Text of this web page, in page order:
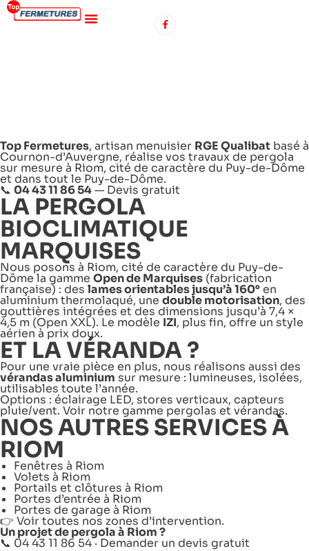
Top Fermetures, artisan menuisier RGE Qualibat basé à
Cournon-d’Auvergne, réalise vos travaux de pergola
sur mesure à Riom, cité de caractère du Puy-de-Dôme
et dans tout le Puy-de-Dôme.
📞 04 43 11 86 54— Devis gratuit
LA PERGOLA
BIOCLIMATIQUE
MARQUISES
Nous posons à Riom, cité de caractère du Puy-de-
Dôme la gamme Open de Marquises (fabrication
française) : des lames orientables jusqu’à 160°en
aluminium thermolaqué, une double motorisation, des
gouttières intégrées et des dimensions jusqu’à 7,4 ×
4,5 m (Open XXL). Le modèle IZI, plus fin, offre un style
aérien à prix doux.
ET LA VÉRANDA ?
Pour une vraie pièce en plus, nous réalisons aussi des
vérandas aluminium sur mesure : lumineuses, isolées,
utilisables toute l’année.
Options : éclairage LED, stores verticaux, capteurs
pluie/vent. Voir notre gamme pergolas et vérandas.
NOS AUTRES SERVICES À
RIOM
Fenêtres à Riom
Volets à Riom
Portails et clôtures à Riom
Portes d’entrée à Riom
Portes de garage à Riom
👉 Voir toutes nos zones d’intervention.
Un projet de pergola à Riom ?
📞 04 43 11 86 54 · Demander un devis gratuit